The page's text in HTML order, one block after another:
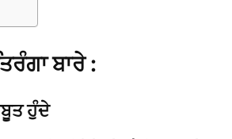
ਬਾਰੇ :
ਹੁੰਦੇ